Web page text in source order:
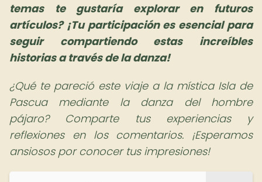
temas te gustaría explorar en futuros
artículos? ¡Tu participación es esencial para
seguir compartiendo estas increíbles
historias a través de la danza!
¿Qué te pareció este viaje a la mística Isla de
Pascua mediante la danza del hombre
pájaro? Comparte tus experiencias y
reflexiones en los comentarios. ¡Esperamos
ansiosos por conocer tus impresiones!